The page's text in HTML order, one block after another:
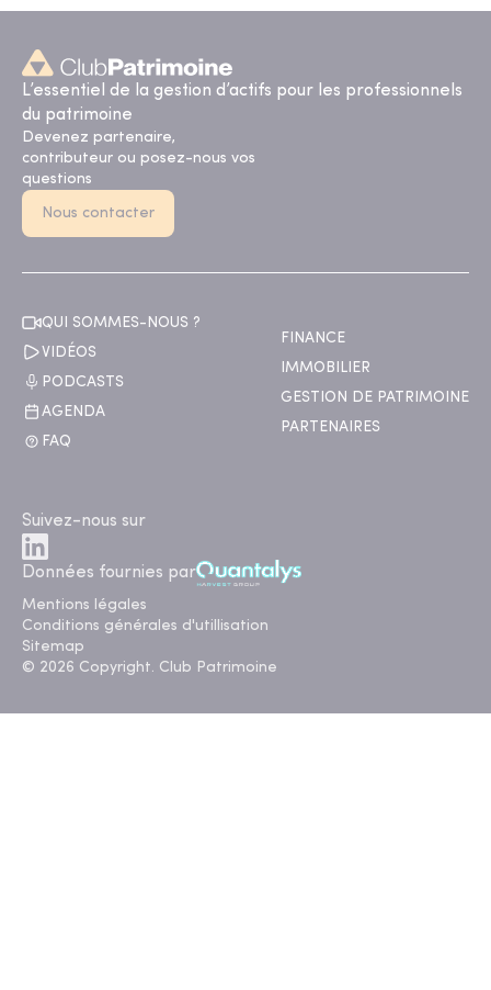
L’essentiel de la gestion d’actifs pour les professionnels
du patrimoine
Devenez partenaire,
contributeur ou posez-nous vos
questions
Nous contacter
QUI SOMMES-NOUS ?
VIDÉOS
PODCASTS
AGENDA
FAQ
FINANCE
IMMOBILIER
GESTION DE PATRIMOINE
PARTENAIRES
Suivez-nous sur
Données fournies par
Mentions légales
Conditions générales d'utillisation
Sitemap
© 2026 Copyright. Club Patrimoine